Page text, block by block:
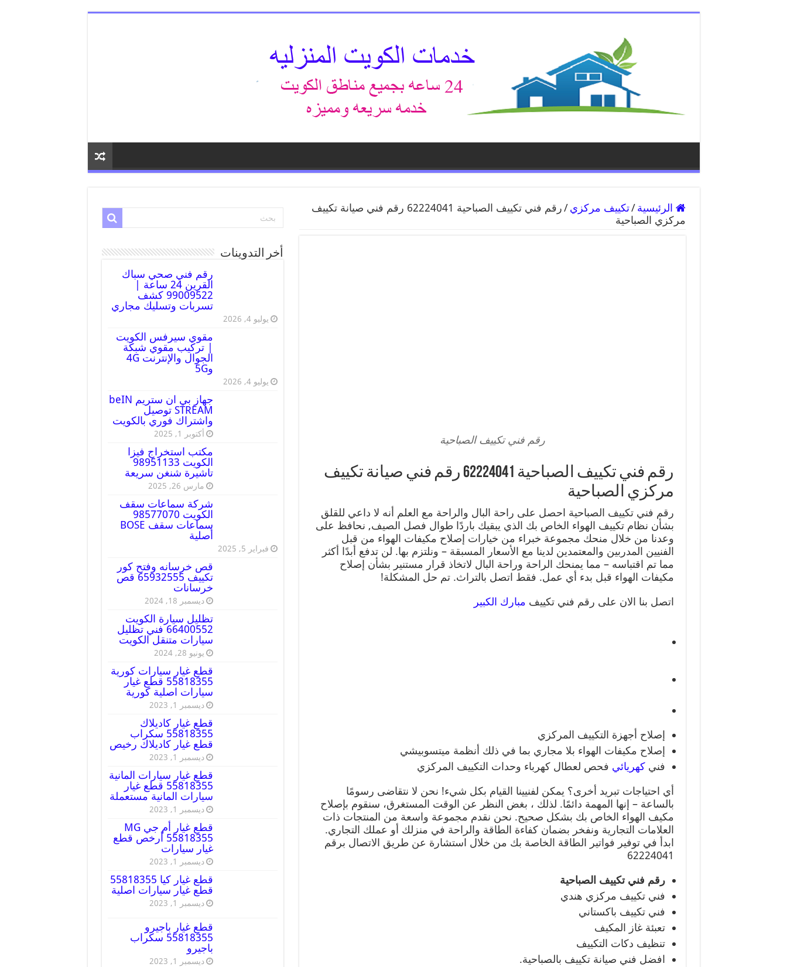
الرئيسية /تكييف مركزي /
رقم فني تكييف الصباحية 62224041 رقم فني صيانة تكييف
مركزي الصباحية
رقم فني تكييف الصباحية
رقم فني تكييف الصباحية 62224041 رقم فني صيانة تكييف
مركزي الصباحية
رقم فني تكييف الصباحية احصل على راحة البال والراحة مع العلم أنه لا داعي للقلق
بشأن نظام تكييف الهواء الخاص بك الذي يبقيك باردًا طوال فصل الصيف, نحافظ على
وعدنا من خلال منحك مجموعة خبراء من خيارات إصلاح مكيفات الهواء من قبل
الفنيين المدربين والمعتمدين لدينا مع الأسعار المسبقة – ونلتزم بها. لن تدفع أبدًا أكثر
مما تم اقتباسه – مما يمنحك الراحة وراحة البال لاتخاذ قرار مستنير بشأن إصلاح
مكيفات الهواء قبل بدء أي عمل. فقط اتصل بالتراث. تم حل المشكلة!
اتصل بنا الان على رقم فني تكييف مبارك الكبير
إصلاح أجهزة التكييف المركزي
إصلاح مكيفات الهواء بلا مجاري بما في ذلك أنظمة ميتسوبيشي
فنيكهريائي فحص لعطال كهرباء وحدات التكييف المركزي
أي احتياجات تبريد أخرى؟ يمكن لفنيينا القيام بكل شيء! نحن لا نتقاضى رسومًا
بالساعة – إنها المهمة دائمًا. لذلك ، بغض النظر عن الوقت المستغرق، سنقوم بإصلاح
مكيف الهواء الخاص بك بشكل صحيح. نحن نقدم مجموعة واسعة من المنتجات ذات
العلامات التجارية ونفخر بضمان كفاءة الطاقة والراحة في منزلك أو عملك التجاري.
ابدأ في توفير فواتير الطاقة الخاصة بك من خلال استشارة عن طريق الاتصال برقم
62224041
رقم فني تكييف الصباحية
فني تكييف مركزي هندي
فني تكييف باكستاني
تعبئة غاز المكيف
تنظيف دكات التكييف
افضل فني صيانة تكييف بالصباحية.
أخر التدوينات
رقم فني صحي سباك
القرين 24 ساعة |
99009522 كشف
تسربات وتسليك مجاري
يوليو 4, 2026
مقوي سيرفس الكويت
| تركيب مقوي شبكة
الجوال والإنترنت 4G
و5G
يوليو 4, 2026
جهاز بي ان ستريم beIN
STREAM توصيل
واشتراك فوري بالكويت
أكتوبر 1, 2025
مكتب استخراج فيزا
الكويت 98951133
تاشيرة شنغن سريعة
مارس 26, 2025
شركة سماعات سقف
الكويت 98577070
سماعات سقف BOSE
أصلية
فبراير 5, 2025
قص خرسانه وفتح كور
تكييف 65932555 قص
خرسانات
ديسمبر 18, 2024
تظليل سيارة الكويت
66400552 فني تظليل
سيارات متنقل الكويت
يونيو 28, 2024
قطع غيار سيارات كورية
55818355 قطع غيار
سيارات اصلية كورية
ديسمبر 1, 2023
قطع غيار كاديلاك
55818355 سكراب
قطع غيار كاديلاك رخيص
ديسمبر 1, 2023
قطع غيار سيارات المانية
55818355 قطع غيار
سيارات المانية مستعملة
ديسمبر 1, 2023
قطع غيار أم جي MG
55818355 أرخص قطع
غيار سيارات
ديسمبر 1, 2023
قطع غيار كيا 55818355
قطع غيار سيارات اصلية
ديسمبر 1, 2023
قطع غيار باجيرو
55818355 سكراب
باجيرو
ديسمبر 1, 2023